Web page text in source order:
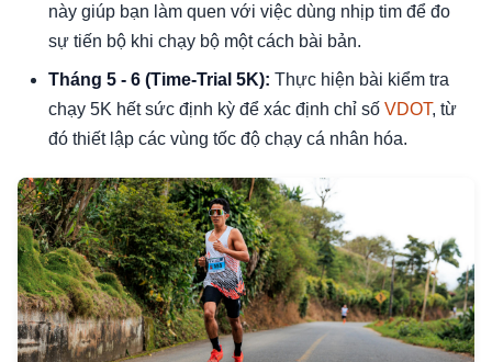
này giúp bạn làm quen với việc dùng nhịp tim để đo
sự tiến bộ khi chạy bộ một cách bài bản.
Tháng 5 - 6 (Time-Trial 5K): Thực hiện bài kiểm tra
chạy 5K hết sức định kỳ để xác định chỉ số VDOT, từ
đó thiết lập các vùng tốc độ chạy cá nhân hóa.